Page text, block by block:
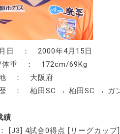
月日 ： 2000年4月15日
/体重 ： 172cm/69Kg
地 ： 大阪府
歴 ： 柏田SC → 柏田SC → ガ
績
[J3] 4試合0得点 [リーグカッ